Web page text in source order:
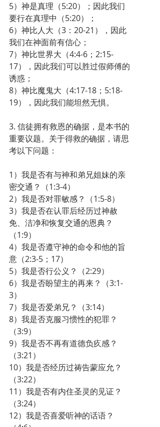
5）神是真理（5:20）；因此我们
要行在真理中（5:20）；
6）神比人大（3：20-21），因此
我们在神面前有信心；
7）神比世界大（4:4-6；2:15-
17），因此我们可以胜过假师傅的
诱惑；
8）神比魔鬼大（4:17-18；5:18-
19），因此我们能坦然无惧。
3. 信徒拥有救恩的确据，是本书的
重要议题。关于得救的确据，请思
考以下问题：
1）我是否有与神和弟兄姐妹的亲
密交通？（1:3-4）
2）我是否对罪敏感？（1:5-8）
3）我是否在认罪后经历过神赦
免、洁净和恢复交通的恩典？
（1:9）
4）我是否遵守神的命令和他的旨
意（2:3-5；17）
5）我是否行公义？（2:29）
6）我是否盼望主的再来？（3:1-
3）
7）我是否爱弟兄？（3:14）
8）我是否克服习惯性的犯罪？
（3:9）
9）我是否不再有道德负疚感？
（3:21）
10）我是否经历过祷告蒙应允？
（3:22）
11）我是否有内住圣灵的见证？
（3:24）
12）我是否喜爱听神的话语？